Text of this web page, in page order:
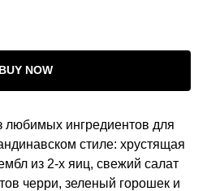
BUY NOW
любимых ингредиентов для
стиле: хрустящая
из 2-х яиц, свежий салат
черри, зеленый горошек и